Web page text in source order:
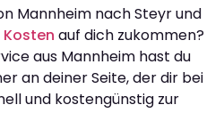
Mannheim nach Steyr und
Kosten auf dich zukommen?
aus Mannheim hast du
an deiner Seite, der dir bei
und kostengünstig zur